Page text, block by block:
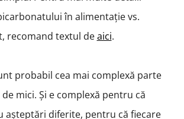
în alimentație vs.
recomand textul deaici.
probabil cea mai complexă parte
mici. Și e complexă pentru că
așteptări diferite, pentru că fiecare